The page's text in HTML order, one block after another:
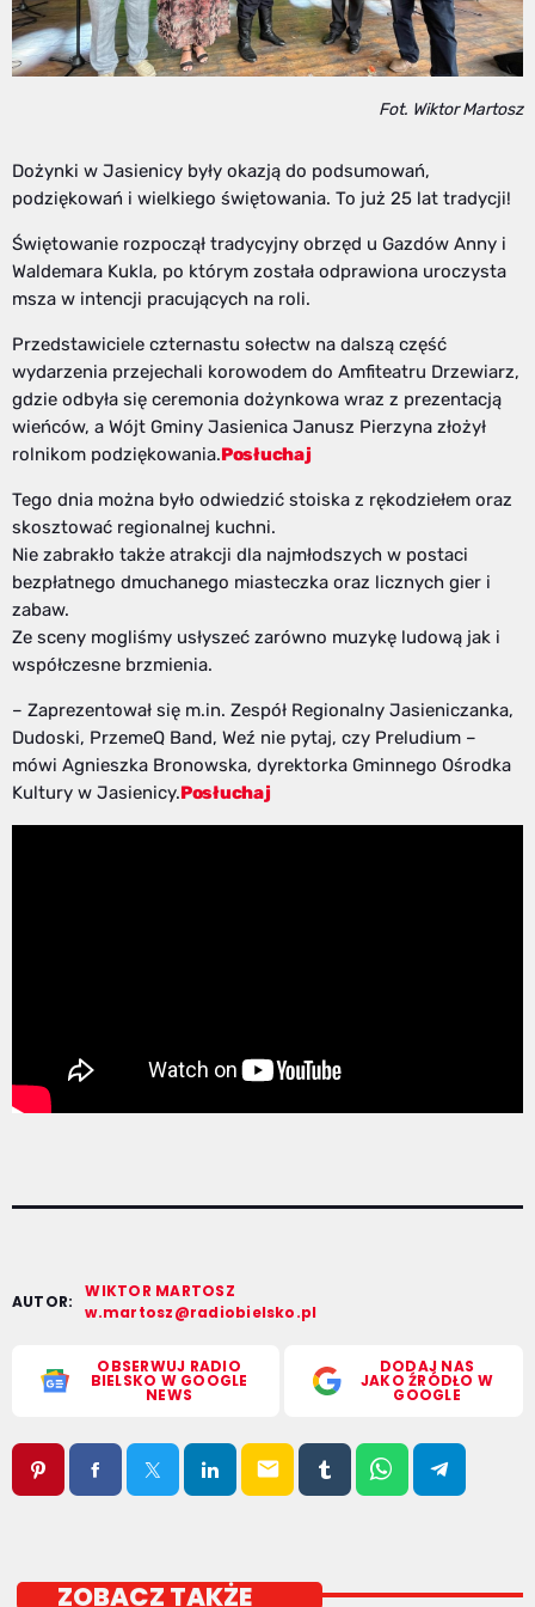
Fot. Wiktor Martosz
Dożynki w Jasienicy były okazją do podsumowań,
podziękowań i wielkiego świętowania. To już 25 lat tradycji!
Świętowanie rozpoczął tradycyjny obrzęd u Gazdów Anny i
Waldemara Kukla, po którym została odprawiona uroczysta
msza w intencji pracujących na roli.
Przedstawiciele czternastu sołectw na dalszą część
wydarzenia przejechali korowodem do Amfiteatru Drzewiarz,
gdzie odbyła się ceremonia dożynkowa wraz z prezentacją
wieńców, a Wójt Gminy Jasienica Janusz Pierzyna złożył
rolnikom podziękowania.Posłuchaj
Tego dnia można było odwiedzić stoiska z rękodziełem oraz
skosztować regionalnej kuchni.
Nie zabrakło także atrakcji dla najmłodszych w postaci
bezpłatnego dmuchanego miasteczka oraz licznych gier i
zabaw.
Ze sceny mogliśmy usłyszeć zarówno muzykę ludową jak i
współczesne brzmienia.
– Zaprezentował się m.in. Zespół Regionalny Jasieniczanka,
Dudoski, PrzemeQ Band, Weź nie pytaj, czy Preludium –
mówi Agnieszka Bronowska, dyrektorka Gminnego Ośrodka
Kultury w Jasienicy.Posłuchaj
AUTOR:
WIKTOR MARTOSZ
w.martosz@radiobielsko.pl
OBSERWUJ RADIO
BIELSKO W GOOGLE
NEWS
DODAJ NAS
JAKO ŹRÓDŁO W
GOOGLE
email
ZOBACZ TAKŻE